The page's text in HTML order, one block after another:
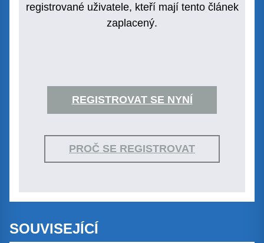
registrované uživatele, kteří mají tento článek
zaplacený.
REGISTROVAT SE NYNÍ
PROČ SE REGISTROVAT
SOUVISEJÍCÍ